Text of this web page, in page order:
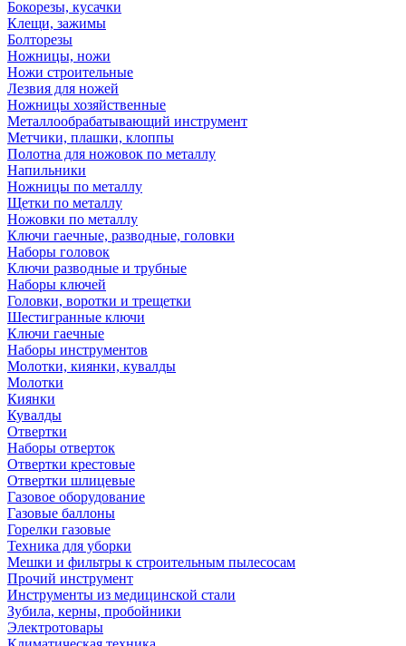
Бокорезы, кусачки
Клещи, зажимы
Болторезы
Ножницы, ножи
Ножи строительные
Лезвия для ножей
Ножницы хозяйственные
Металлообрабатывающий инструмент
Метчики, плашки, клоппы
Полотна для ножовок по металлу
Напильники
Ножницы по металлу
Щетки по металлу
Ножовки по металлу
Ключи гаечные, разводные, головки
Наборы головок
Ключи разводные и трубные
Наборы ключей
Головки, воротки и трещетки
Шестигранные ключи
Ключи гаечные
Наборы инструментов
Молотки, киянки, кувалды
Молотки
Киянки
Кувалды
Отвертки
Наборы отверток
Отвертки крестовые
Отвертки шлицевые
Газовое оборудование
Газовые баллоны
Горелки газовые
Техника для уборки
Мешки и фильтры к строительным пылесосам
Прочий инструмент
Инструменты из медицинской стали
Зубила, керны, пробойники
Электротовары